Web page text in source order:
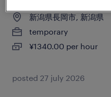
新潟県長岡市, 新潟県
temporary
¥1340.00 per hour
posted 27 july 2026